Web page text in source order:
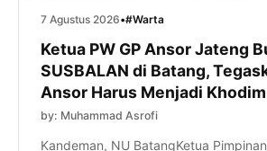
7 Agustus 2026•#Warta
Ketua PW GP Ansor Jateng
SUSBALAN di Batang,
Ansor Harus Menjadi
by: Muhammad Asrofi
Kandeman, NU BatangKetua